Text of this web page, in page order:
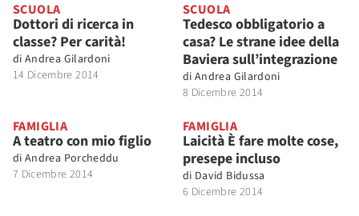
SCUOLA
Dottori di ricerca in
classe? Per carità!
di Andrea Gilardoni
14 Dicembre 2014
SCUOLA
Tedesco obbligatorio a
casa? Le strane idee della
Baviera sull’integrazione
di Andrea Gilardoni
8 Dicembre 2014
FAMIGLIA
A teatro con mio figlio
di Andrea Porcheddu
7 Dicembre 2014
FAMIGLIA
Laicità È fare molte cose,
presepe incluso
di David Bidussa
6 Dicembre 2014